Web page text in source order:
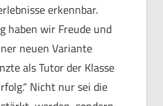
erkennbar.
haben wir Freude und
neuen Variante
als Tutor der Klasse
Nicht nur sei die